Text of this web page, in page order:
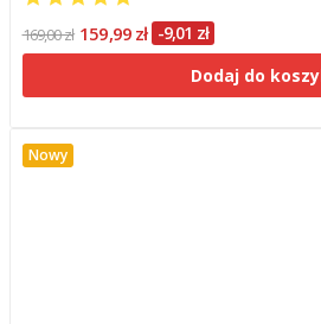
169,00 zł 159,99 zł -9,01 zł
Dodaj do
Nowy